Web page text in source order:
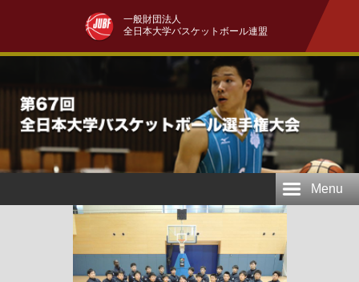
一般財団法人
全日本大学バスケットボール連盟
Menu